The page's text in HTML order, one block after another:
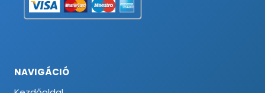
NAVIGÁCIÓ